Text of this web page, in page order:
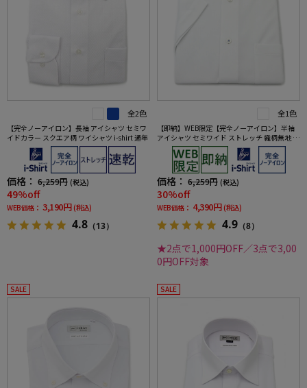
全2色
【完全ノーアイロン】長袖 アイシャツ セミワ
イドカラー スクエア柄 ワイシャツ i-shirt 通年
価格： 6,259円 (税込)
49%off
WEB価格： 3,190円 (税込)
4.8 （13）
全1色
【即納】WEB限定【完全ノーアイロン】半袖
アイシャツ セミワイド ストレッチ 織柄無地 i-s
hirt ワイシャツ 春夏
価格： 6,259円 (税込)
30%off
WEB価格： 4,390円 (税込)
4.9 （8）
★2点で1,000円OFF／3点で3,00
0円OFF対象
SALE SALE